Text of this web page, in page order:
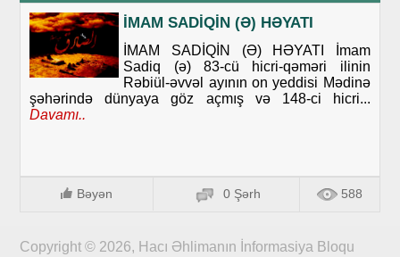
İMAM SADİQİN (Ə) HƏYATI
İMAM SADİQİN (Ə) HƏYATI İmam
Sadiq (ə) 83-cü hicri-qəməri ilinin
Rəbiül-əvvəl ayının on yeddisi Mədinə
şəhərində dünyaya göz açmış və 148-ci hicri...
Davamı..
Bəyən 0 Şərh 588
Copyright © 2026, Hacı Əhlimanın İnformasiya Bloqu